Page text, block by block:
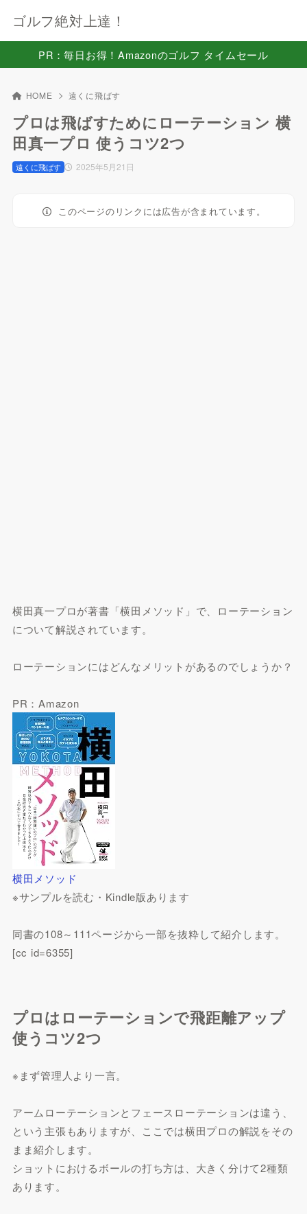
ゴルフ絶対上達！
PR：毎日お得！Amazonのゴルフ タイムセール
HOME 遠くに飛ばす
プロは飛ばすためにローテーション 横
田真一プロ 使うコツ2つ
2025年5月21日
遠くに飛ばす
このページのリンクには広告が含まれています。
横田真一プロが著書「横田メソッド」で、ローテーション
について解説されています。
ローテーションにはどんなメリットがあるのでしょうか？
PR：Amazon
横田メソッド
※サンプルを読む・Kindle版あります
同書の108～111ページから一部を抜粋して紹介します。
[cc id=6355]
プロはローテーションで飛距離アップ
使うコツ2つ
※まず管理人より一言。
アームローテーションとフェースローテーションは違う、
という主張もありますが、ここでは横田プロの解説をその
まま紹介します。
ショットにおけるボールの打ち方は、大きく分けて2種類
あります。